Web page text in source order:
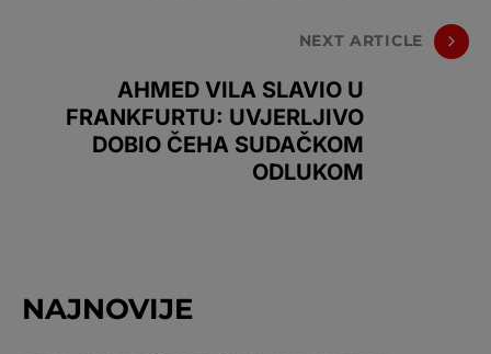
NEXT ARTICLE
AHMED VILA SLAVIO U
FRANKFURTU: UVJERLJIVO
DOBIO ČEHA SUDAČKOM
ODLUKOM
NAJNOVIJE